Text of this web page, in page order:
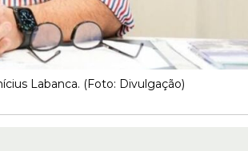
Labanca. (Foto: Divulgação)